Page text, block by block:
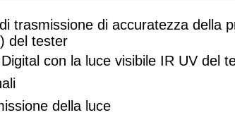
trasmissione di accuratezza della
del tester
con la luce visibile IR UV del
della luce